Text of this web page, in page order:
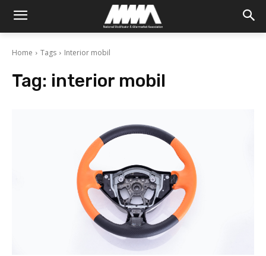
Home Tags Interior mobil
Tag: interior mobil